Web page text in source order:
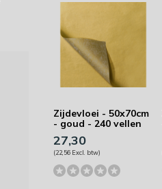
Zijdevloei - 50x70cm
- goud - 240 vellen
27,30
(22,56 Excl. btw)